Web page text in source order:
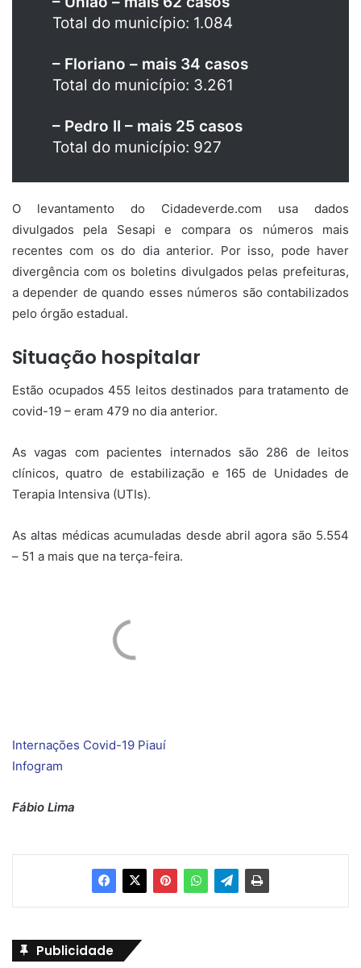
Total do município: 1.084
– Floriano – mais 34 casos
Total do município: 3.261
– Pedro II – mais 25 casos
Total do município: 927
O levantamento do Cidadeverde.com usa dados
divulgados pela Sesapi e compara os números mais
recentes com os do dia anterior. Por isso, pode haver
divergência com os boletins divulgados pelas prefeituras,
a depender de quando esses números são contabilizados
pelo órgão estadual.
Situação hospitalar
Estão ocupados 455 leitos destinados para tratamento de
covid-19 – eram 479 no dia anterior.
As vagas com pacientes internados são 286 de leitos
clínicos, quatro de estabilização e 165 de Unidades de
Terapia Intensiva (UTIs).
As altas médicas acumuladas desde abril agora são 5.554
– 51 a mais que na terça-feira.
Internações Covid-19 Piauí
Infogram
Fábio Lima
Publicidade